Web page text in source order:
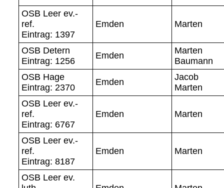
OSB Leer ev.-
ref.
Eintrag: 1397
Emden Marten
OSB Detern
Eintrag: 1256
Emden
Marten
Baumann
OSB Hage
Eintrag: 2370
Emden
Jacob
Marten
OSB Leer ev.-
ref.
Eintrag: 6767
Emden Marten
OSB Leer ev.-
ref.
Eintrag: 8187
Emden Marten
OSB Leer ev.